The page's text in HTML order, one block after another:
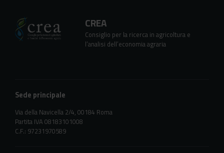
CREA
Consiglio per la ricerca in agricoltura e
l’analisi dell’economia agraria
Sede principale
Via della Navicella 2/4, 00184 Roma
Partita IVA 08183101008
C.F.: 97231970589